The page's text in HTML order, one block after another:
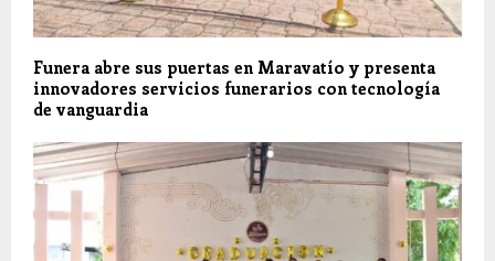
Funera abre sus puertas en Maravatío y presenta
innovadores servicios funerarios con tecnología
de vanguardia